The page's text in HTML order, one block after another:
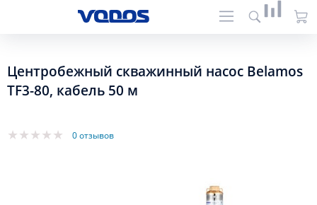
Центробежный скважинный насос Belamos
TF3-80, кабель 50 м
0 отзывов